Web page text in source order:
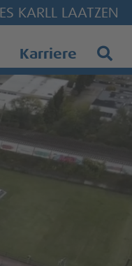
KARLL LAATZEN
Karriere Suche
Suche starten